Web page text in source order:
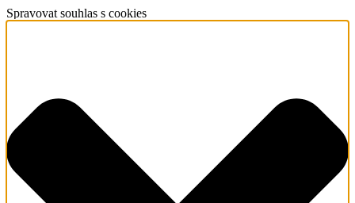
Spravovat souhlas s cookies